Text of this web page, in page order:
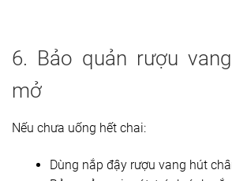
6. Bảo quản rượu
mở
Nếu chưa uống hết chai:
Dùng nắp đậy rượu vang hút